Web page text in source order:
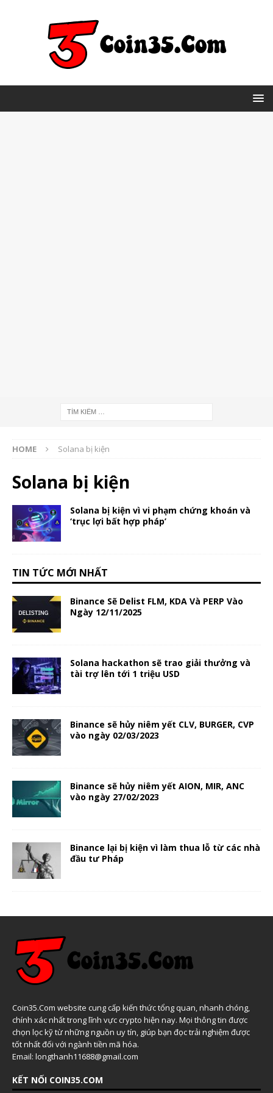
HOME Solana bị kiện
Solana bị kiện
Solana bị kiện vì vi phạm chứng khoán và
‘trục lợi bất hợp pháp’
TIN TỨC MỚI NHẤT
Binance Sẽ Delist FLM, KDA Và PERP Vào
Ngày 12/11/2025
Solana hackathon sẽ trao giải thưởng và
tài trợ lên tới 1 triệu USD
Binance sẽ hủy niêm yết CLV, BURGER, CVP
vào ngày 02/03/2023
Binance sẽ hủy niêm yết AION, MIR, ANC
vào ngày 27/02/2023
Binance lại bị kiện vì làm thua lỗ từ các nhà
đầu tư Pháp
Coin35.Com website cung cấp kiến thức tổng quan, nhanh chóng,
chính xác nhất trong lĩnh vực crypto hiện nay. Mọi thông tin được
chọn lọc kỹ từ những nguồn uy tín, giúp bạn đọc trải nghiệm được
tốt nhất đối với ngành tiền mã hóa.
Email: longthanh11688@gmail.com
KẾT NỐI COIN35.COM